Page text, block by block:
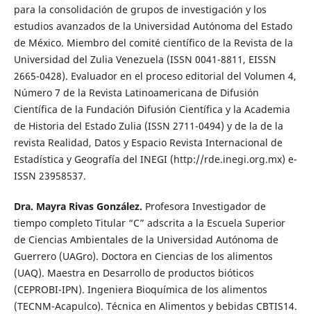
para la consolidación de grupos de investigación y los
estudios avanzados de la Universidad Autónoma del Estado
de México. Miembro del comité científico de la Revista de la
Universidad del Zulia Venezuela (ISSN 0041-8811, EISSN
2665-0428). Evaluador en el proceso editorial del Volumen 4,
Número 7 de la Revista Latinoamericana de Difusión
Científica de la Fundación Difusión Científica y la Academia
de Historia del Estado Zulia (ISSN 2711-0494) y de la de la
revista Realidad, Datos y Espacio Revista Internacional de
Estadística y Geografía del INEGI (http://rde.inegi.org.mx) e-
ISSN 23958537.
Dra. Mayra Rivas González. Profesora Investigador de
tiempo completo Titular “C” adscrita a la Escuela Superior
de Ciencias Ambientales de la Universidad Autónoma de
Guerrero (UAGro). Doctora en Ciencias de los alimentos
(UAQ). Maestra en Desarrollo de productos bióticos
(CEPROBI-IPN). Ingeniera Bioquímica de los alimentos
(TECNM-Acapulco). Técnica en Alimentos y bebidas CBTIS14.